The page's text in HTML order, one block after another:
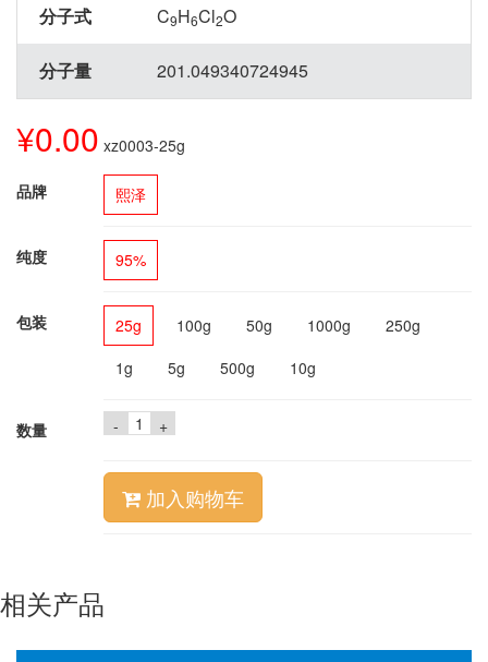
分子式 C9H6Cl2O
分子量 201.049340724945
¥0.00 xz0003-25g
品牌 熙泽
纯度 95%
包装 25g 100g 50g 1000g
250g
1g
5g 500g 10g
数量 - +
加入购物车
相关产品